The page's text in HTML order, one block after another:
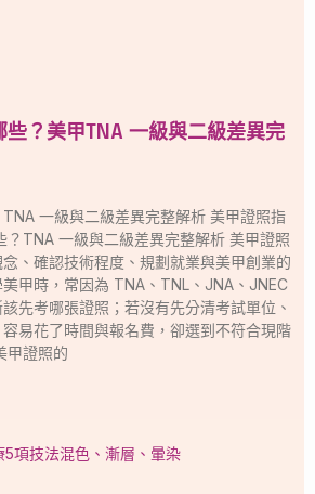
些？美甲TNA 一級與二級差異完
一級與二級差異完整解析 美甲證照指
？TNA 一級與二級差異完整解析 美甲證照
、確認技術程度、規劃就業與美甲創業的
甲時，常因為 TNA、TNL、JNA、JNEC
先考哪張證照；若沒有先分清考試單位、
易花了時間與報名費，卻選到不符合現階
甲證照的